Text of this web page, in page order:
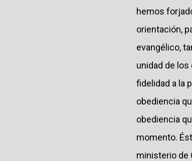
hemos
orientación,
evangélico,
unidad de
fidelidad a la
obediencia
obediencia
momento.
ministerio de